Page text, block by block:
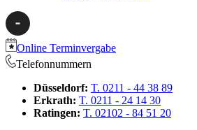
Online Terminvergabe
Telefonnummern
Düsseldorf: T. 0211 - 44 38 89
Erkrath: T. 0211 - 24 14 30
Ratingen: T. 02102 - 84 51 20